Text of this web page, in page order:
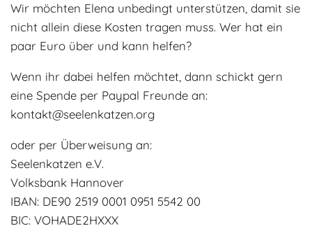
Wir möchten Elena unbedingt unterstützen, damit sie
nicht allein diese Kosten tragen muss. Wer hat ein
paar Euro über und kann helfen?
Wenn ihr dabei helfen möchtet, dann schickt gern
eine Spende per Paypal Freunde an:
kontakt@seelenkatzen.org
oder per Überweisung an:
Seelenkatzen e.V.
Volksbank Hannover
IBAN: DE90 2519 0001 0951 5542 00
BIC: VOHADE2HXXX